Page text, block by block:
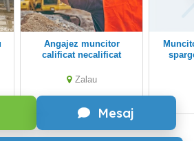
Mesaj
Angajez muncitor
calificat necalificat
Zalau
Muncitor necalificat la